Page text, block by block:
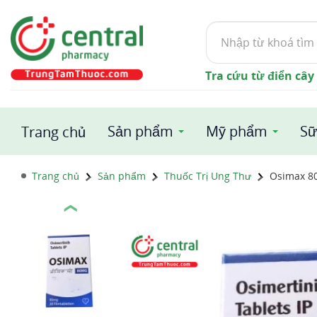
Tìm
kiếm
Tra cứu từ điển
Trang chủ Sản phẩm Mỹ phẩm
Trang chủ Sản phẩm Thuốc Trị Ung Thư Osimax
❮
1 / 1